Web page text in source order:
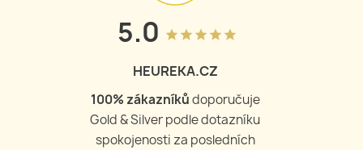
5.0 grade grade grade grade grade
HEUREKA.CZ
100% zákazníkůdoporučuje
Gold & Silver podle dotazníku
spokojenosti za posledních